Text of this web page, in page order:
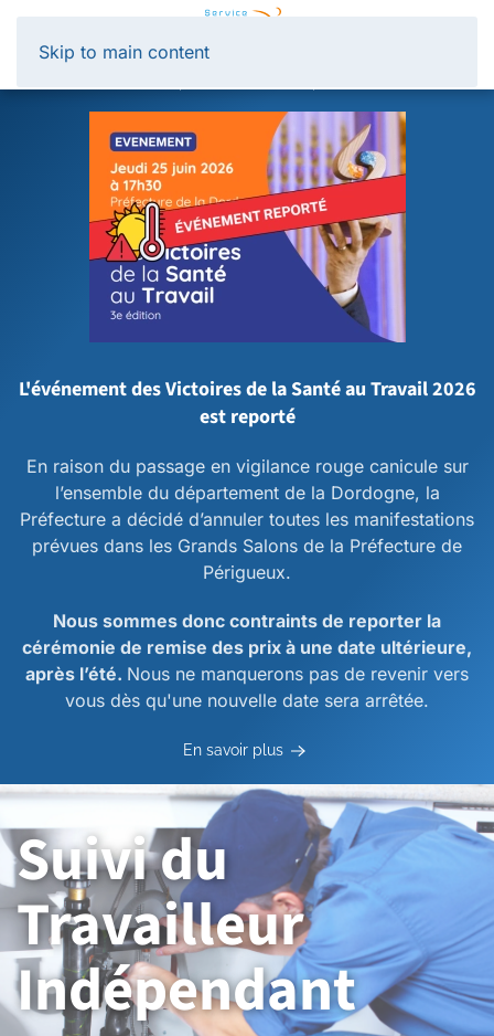
Skip to main content
L'événement des Victoires de la Santé au Travail 2026
est reporté
En raison du passage en vigilance rouge canicule sur
l’ensemble du département de la Dordogne, la
Préfecture a décidé d’annuler toutes les manifestations
prévues dans les Grands Salons de la Préfecture de
Périgueux.
Nous sommes donc contraints de reporter la
cérémonie de remise des prix à une date ultérieure,
après l’été. Nous ne manquerons pas de revenir vers
vous dès qu'une nouvelle date sera arrêtée.
En savoir plus
Suivi du
Travailleur
Indépendant
Panneau de gestion des cookies